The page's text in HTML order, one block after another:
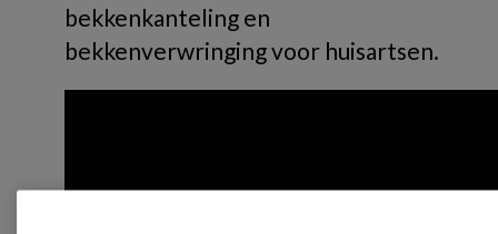
bekkenkanteling en
bekkenverwringing voor huisartsen.